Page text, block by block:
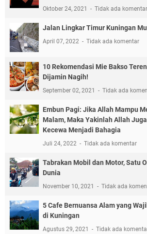
Oktober 24, 2021 Tidak ada komentar
Jalan Lingkar Timur Kuningan
April 07, 2022 Tidak ada komentar
10 Rekomendasi Mie Bakso
Dijamin Nagih!
September 02, 2021 Tidak ada
Embun Pagi: Jika Allah Mampu
Malam, Maka Yakinlah Allah
Kecewa Menjadi Bahagia
Juli 24, 2022 Tidak ada komentar
Tabrakan Mobil dan Motor, Satu
Dunia
November 10, 2021 Tidak ada
5 Cafe Bernuansa Alam yang
di Kuningan
Agustus 29, 2021 Tidak ada